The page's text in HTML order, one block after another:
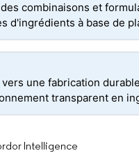
combinaisons et
d'ingrédients à base de
une fabrication
transparent en
Intelligence